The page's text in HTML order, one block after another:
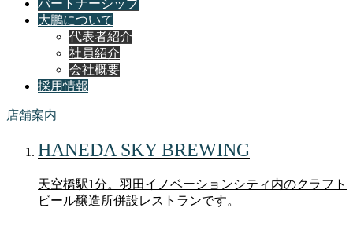
パートナーシップ
大鵬について
代表者紹介
社員紹介
会社概要
採用情報
店舗案内
HANEDA SKY BREWING
天空橋駅1分。羽田イノベーションシティ内のクラフト
ビール醸造所併設レストランです。